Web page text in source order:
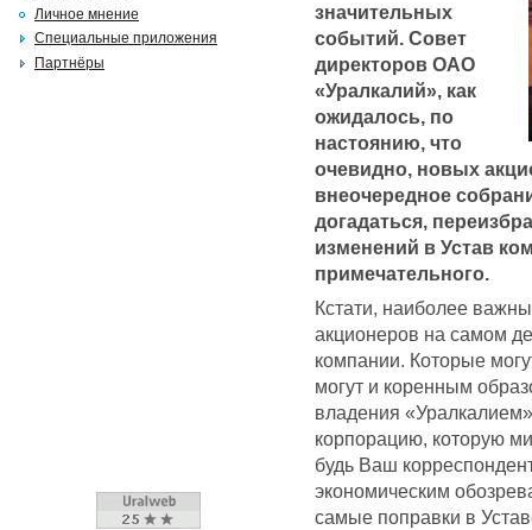
значительных
событий. Совет
директоров ОАО
«Уралкалий», как
ожидалось, по
настоянию, что
очевидно, новых
внеочередное
догадаться,
изменений в Устав
примечательного.
Кстати, наиболее
акционеров на самом
компании. Которые
могут и коренным
владения
корпорацию, которую
будь Ваш
экономическим
самые поправки в
Личное мнение
Специальные приложения
Партнёры